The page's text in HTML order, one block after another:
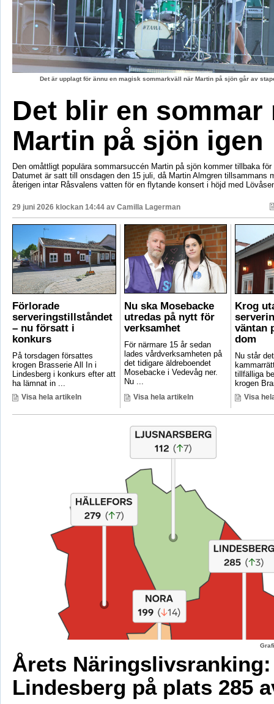
Det är upplagt för ännu en magisk sommarkväll när Martin på sjön går av
Det blir en sommar
Martin på sjön igen
Den omåttligt populära sommarsuccén Martin på sjön kommer tillbaka
Datumet är satt till onsdagen den 15 juli, då Martin Almgren tillsammans
återigen intar Råsvalens vatten för en flytande konsert i höjd med
29 juni 2026 klockan 14:44 av Camilla Lagerman
Förlorade
serveringstillståndet
– nu försatt i
konkurs
På torsdagen försattes
krogen Brasserie All In i
Lindesberg i konkurs efter att
ha lämnat in ...
Visa hela artikeln
Nu ska Mosebacke
utredas på nytt för
verksamhet
För närmare 15 år sedan
lades vårdverksamheten på
det tidigare äldreboendet
Mosebacke i Vedevåg ner.
Nu ...
Visa hela artikeln
Krog
väntan
dom
Nu står
tillfälliga
krogen
Visa
Årets Näringslivsranking:
Lindesberg på plats 285